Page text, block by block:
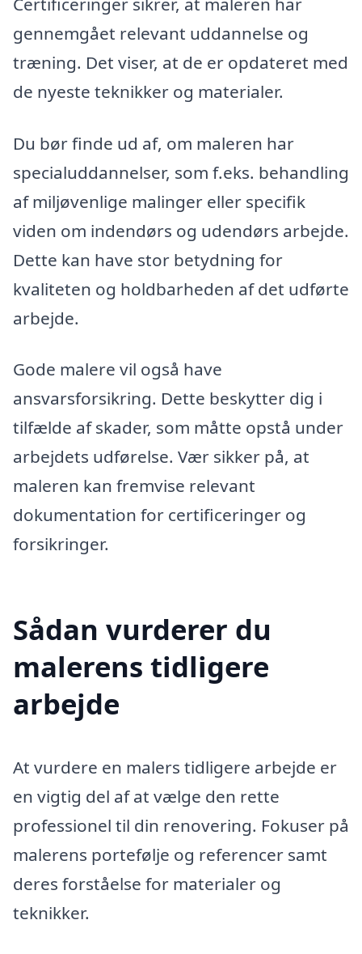
gennemgået relevant uddannelse og
træning. Det viser, at de er opdateret med
de nyeste teknikker og materialer.
Du bør finde ud af, om maleren har
specialuddannelser, som f.eks. behandling
af miljøvenlige malinger eller specifik
viden om indendørs og udendørs arbejde.
Dette kan have stor betydning for
kvaliteten og holdbarheden af ​​det udførte
arbejde.
Gode malere vil også have
ansvarsforsikring. Dette beskytter dig i
tilfælde af skader, som måtte opstå under
arbejdets udførelse. Vær sikker på, at
maleren kan fremvise relevant
dokumentation for certificeringer og
forsikringer.
Sådan vurderer du
malerens tidligere
arbejde
At vurdere en malers tidligere arbejde er
en vigtig del af at vælge den rette
professionel til din renovering. Fokuser på
malerens portefølje og referencer samt
deres forståelse for materialer og
teknikker.